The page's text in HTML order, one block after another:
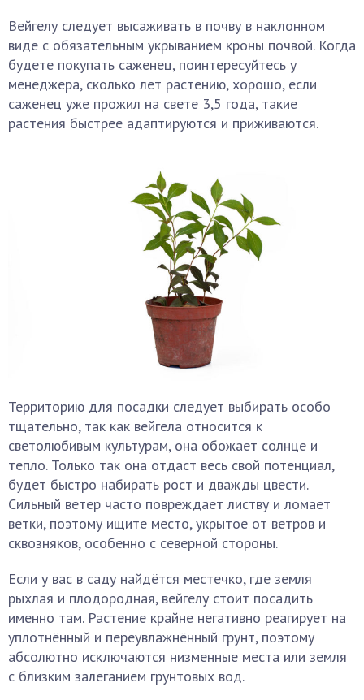
Вейгелу следует высаживать в почву в наклонном
виде с обязательным укрыванием кроны почвой. Когда
будете покупать саженец, поинтересуйтесь у
менеджера, сколько лет растению, хорошо, если
саженец уже прожил на свете 3,5 года, такие
растения быстрее адаптируются и приживаются.
Территорию для посадки следует выбирать особо
тщательно, так как вейгела относится к
светолюбивым культурам, она обожает солнце и
тепло. Только так она отдаст весь свой потенциал,
будет быстро набирать рост и дважды цвести.
Сильный ветер часто повреждает листву и ломает
ветки, поэтому ищите место, укрытое от ветров и
сквозняков, особенно с северной стороны.
Если у вас в саду найдётся местечко, где земля
рыхлая и плодородная, вейгелу стоит посадить
именно там. Растение крайне негативно реагирует на
уплотнённый и переувлажнённый грунт, поэтому
абсолютно исключаются низменные места или земля
с близким залеганием грунтовых вод.